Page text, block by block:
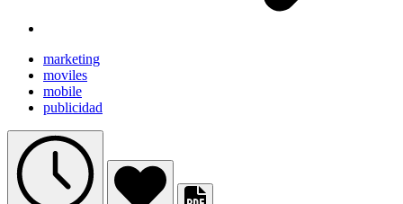
marketing
moviles
mobile
publicidad